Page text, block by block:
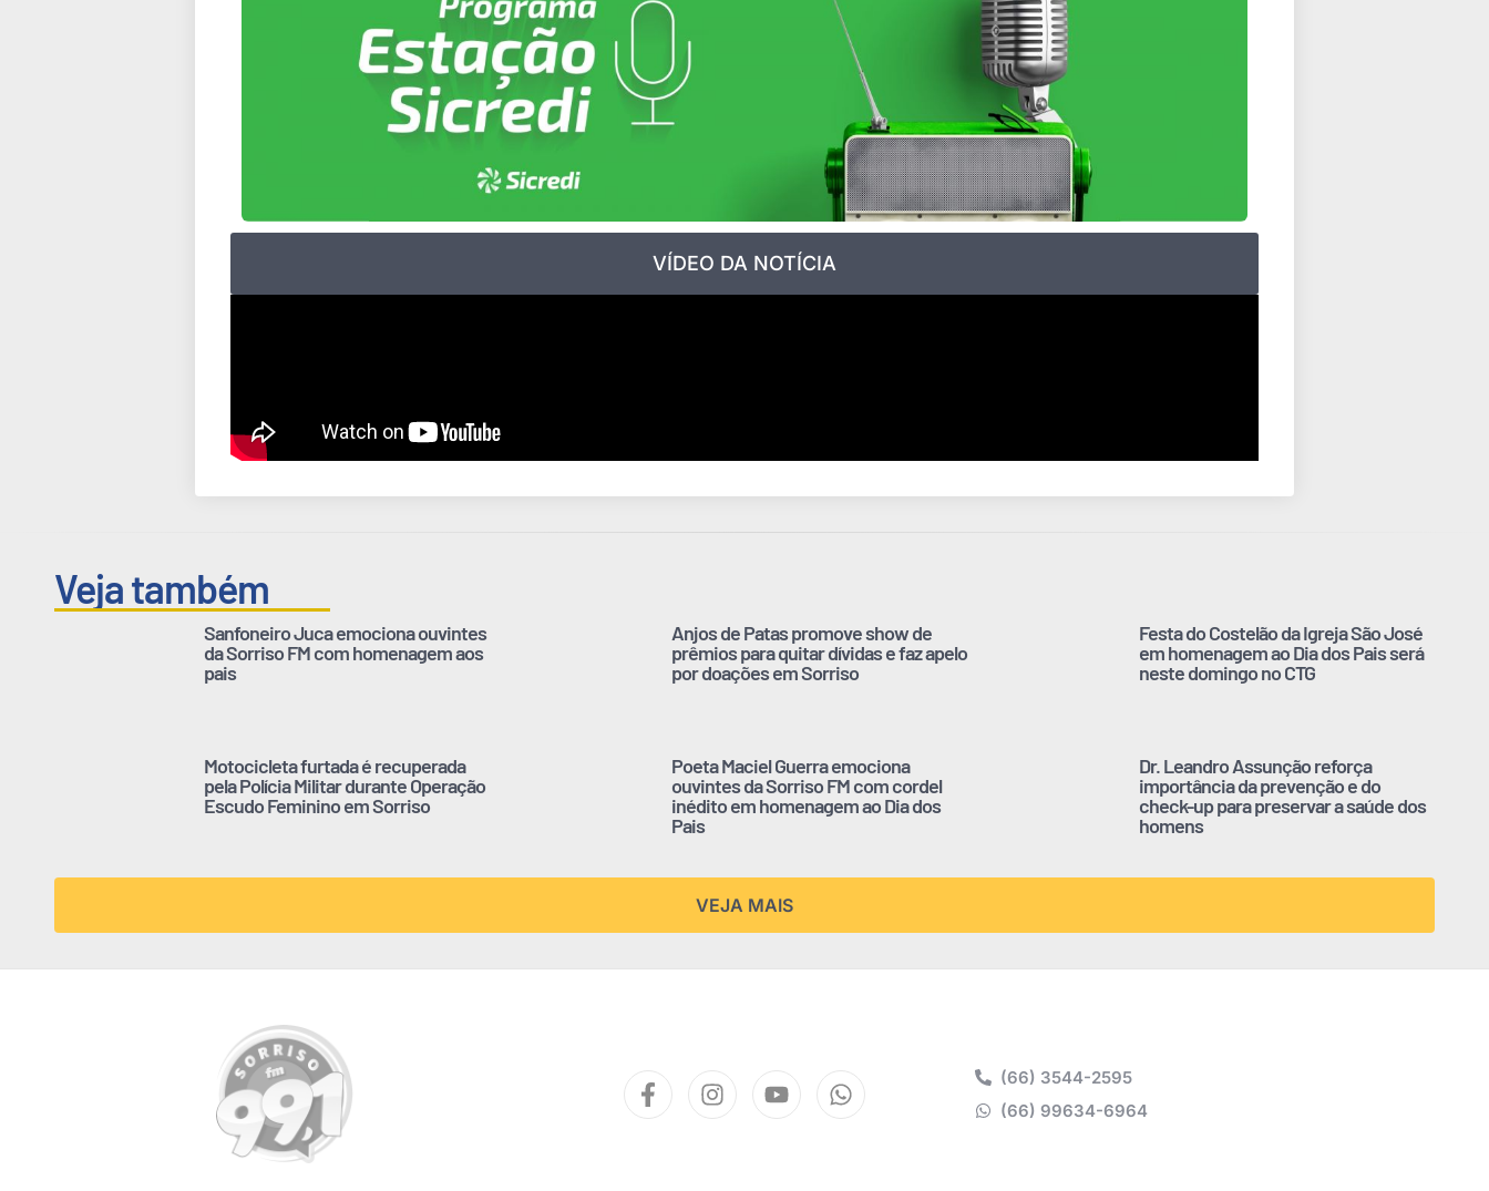
VÍDEO DA NOTÍCIA
Veja também
Sanfoneiro Juca emociona ouvintes
da Sorriso FM com homenagem aos
pais
Anjos de Patas promove show de
prêmios para quitar dívidas e faz apelo
por doações em Sorriso
Festa do Costelão da Igreja São José
em homenagem ao Dia dos Pais será
neste domingo no CTG
Motocicleta furtada é recuperada
pela Polícia Militar durante Operação
Escudo Feminino em Sorriso
Poeta Maciel Guerra emociona
ouvintes da Sorriso FM com cordel
inédito em homenagem ao Dia dos
Pais
Dr. Leandro Assunção reforça
importância da prevenção e do
check-up para preservar a saúde dos
homens
VEJA MAIS
(66) 3544-2595
(66) 99634-6964